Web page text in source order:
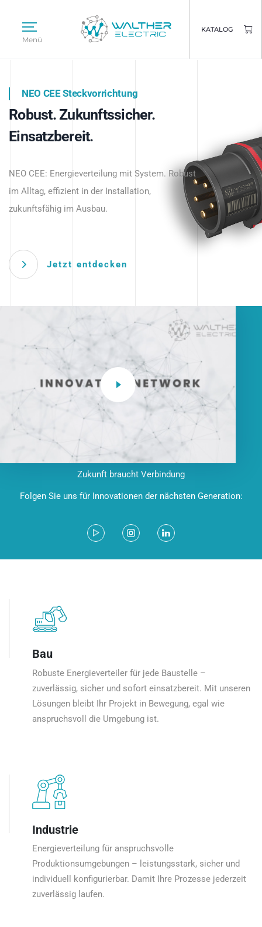
Menü
KATALOG
Intelligente Stromverteilung
beginnt hier.
NEO CEE Steckvorrichtung
Robust. Zukunftssicher.
Einsatzbereit.
NEO CEE: Energieverteilung mit System. Robust
im Alltag, effizient in der Installation,
zukunftsfähig im Ausbau.
Jetzt entdecken
Intelligenz trifft Energie.
Anwendungen – robust, IP-geschützt und
zukunftsfähig.
Zukunft braucht Verbindung
Folgen Sie uns für Innovationen der nächsten Generation:
Bau
Robuste Energieverteiler für jede Baustelle –
zuverlässig, sicher und sofort einsatzbereit. Mit unseren
Lösungen bleibt Ihr Projekt in Bewegung, egal wie
anspruchsvoll die Umgebung ist.
Industrie
Energieverteilung für anspruchsvolle
Produktionsumgebungen – leistungsstark, sicher und
individuell konfigurierbar. Damit Ihre Prozesse jederzeit
zuverlässig laufen.